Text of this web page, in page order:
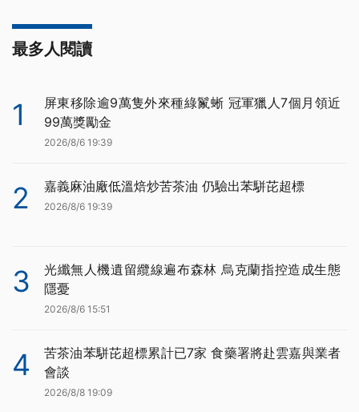
最多人閱讀
1
屏東移除逾9萬隻外來種綠鬣蜥 冠軍獵人7個月領近
99萬獎勵金
2026/8/6 19:39
2 嘉義麻油廠低溫焙炒苦茶油 仍驗出苯駢芘超標
2026/8/6 19:39
3
光纖無人機遺留纜線遍布森林 烏克蘭指控造成生態
隱憂
2026/8/6 15:51
4
苦茶油苯駢芘超標累計已7家 食藥署將赴雲嘉與業者
會談
2026/8/8 19:09